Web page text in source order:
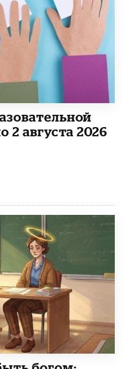
2 августа 2026